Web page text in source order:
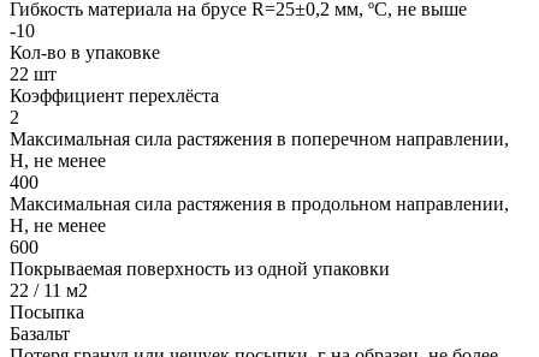
Гибкость материала на брусе R=25±0,2 мм, ºС, не выше
-10
Кол-во в упаковке
22 шт
Коэффициент перехлёста
2
Максимальная сила растяжения в поперечном направлении,
Н, не менее
400
Максимальная сила растяжения в продольном направлении,
Н, не менее
600
Покрываемая поверхность из одной упаковки
22 / 11 м2
Посыпка
Базальт